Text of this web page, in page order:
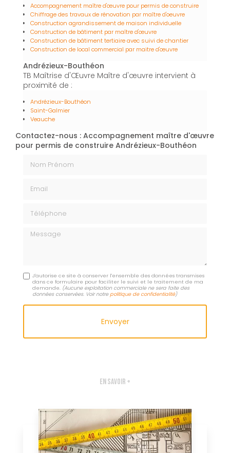
Accompagnement maître d'œuvre pour permis de construire
Chiffrage des travaux de rénovation par maître d'oeuvre
Construction agrandissement de maison individuelle
Construction de bâtiment par maître d'œuvre
Construction de bâtiment tertiaire avec suivi de chantier
Construction de local commercial par maitre d'œuvre
Andrézieux-Bouthéon
TB Maîtrise d'Œuvre Maître d'œuvre intervient à
proximité de :
Andrézieux-Bouthéon
Saint-Galmier
Veauche
Contactez-nous : Accompagnement maître d'œuvre
pour permis de construire Andrézieux-Bouthéon
Message
J'autorise ce site à conserver l'ensemble des données transmises
dans ce formulaire pour faciliter le suivi et le traitement de ma
demande. (Aucune exploitation commerciale ne sera faite des
données conservées. Voir notrepolitique de confidentialité)
En savoir +